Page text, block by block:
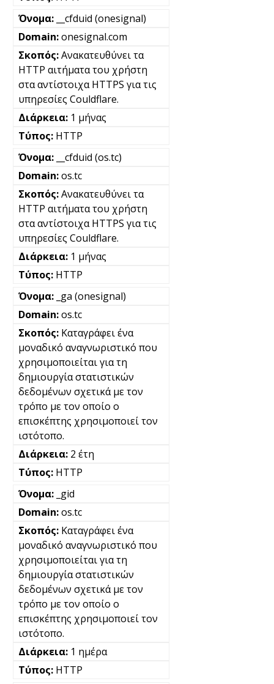
__cfduid (onesignal)
onesignal.com
Ανακατευθύνει τα
HTTP αιτήματα του χρήστη
στα αντίστοιχα HTTPS για τις
υπηρεσίες Couldflare.
1 μήνας
HTTP
__cfduid (os.tc)
os.tc
Ανακατευθύνει τα
HTTP αιτήματα του χρήστη
στα αντίστοιχα HTTPS για τις
υπηρεσίες Couldflare.
1 μήνας
HTTP
_ga (onesignal)
os.tc
Καταγράφει ένα
μοναδικό αναγνωριστικό που
χρησιμοποιείται για τη
δημιουργία στατιστικών
δεδομένων σχετικά με τον
τρόπο με τον οποίο ο
επισκέπτης χρησιμοποιεί τον
ιστότοπο.
2 έτη
HTTP
_gid
os.tc
Καταγράφει ένα
μοναδικό αναγνωριστικό που
χρησιμοποιείται για τη
δημιουργία στατιστικών
δεδομένων σχετικά με τον
τρόπο με τον οποίο ο
επισκέπτης χρησιμοποιεί τον
ιστότοπο.
1 ημέρα
HTTP